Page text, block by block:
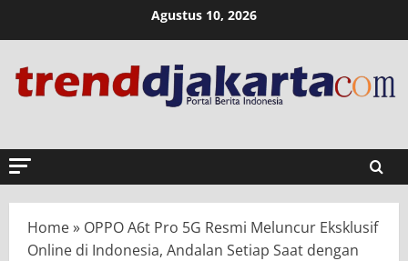
Agustus 10, 2026
Home» OPPO A6t Pro 5G Resmi Meluncur Eksklusif
Online di Indonesia, Andalan Setiap Saat dengan